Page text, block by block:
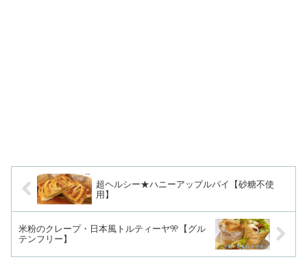
超ヘルシー★ハニーアップルパイ【砂糖不使
用】
米粉のクレープ・日本風トルティーヤ🎌【グル
テンフリー】